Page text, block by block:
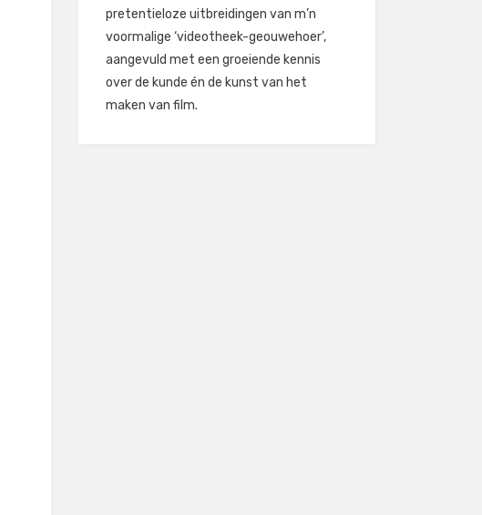
pretentieloze uitbreidingen van m’n
voormalige ‘videotheek-geouwehoer’,
aangevuld met een groeiende kennis
over de kunde én de kunst van het
maken van film.